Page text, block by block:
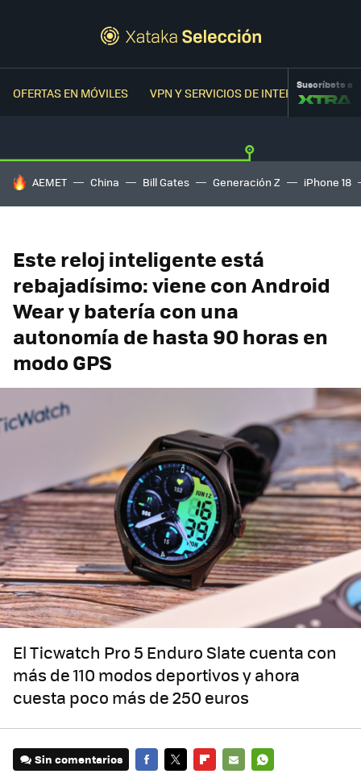
OFERTAS EN MÓVILES VPN Y SERVICIOS DE INTERNETSuscríbete a
HOY SE HABLA DE
AEMET China Bill Gates Generación Z iPhone 18
Este reloj inteligente está
rebajadísimo: viene con Android
Wear y batería con una
autonomía de hasta 90 horas en
modo GPS
El Ticwatch Pro 5 Enduro Slate cuenta con
más de 110 modos deportivos y ahora
cuesta poco más de 250 euros
Sin comentarios